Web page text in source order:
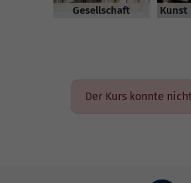
Gesellschaft
Der Kurs konnte